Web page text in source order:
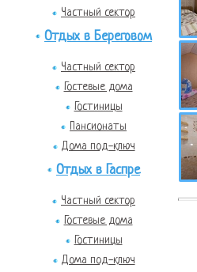
Частный сектор
Отдых в Береговом
Частный сектор
Гостевые дома
Гостиницы
Пансионаты
Дома под-ключ
Отдых в Гаспре
Частный сектор
Гостевые дома
Гостиницы
Дома под-ключ